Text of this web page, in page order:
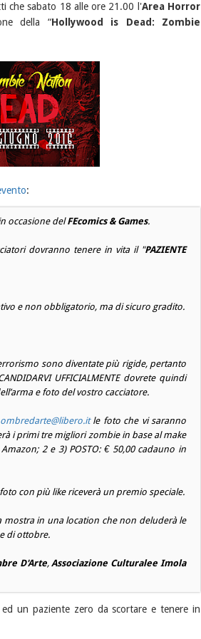
che sabato 18 alle ore 21.00 l'Area Horror
della “Hollywood is Dead: Zombie
:
occasione delFEcomics & Games.
dovranno tenere in vita il "PAZIENTE
e non obbligatorio, ma di sicuro gradito.
sono diventate più rigide, pertanto
UFFICIALMENTE dovrete quindi
e foto del vostro cacciatore.
ombredarte@libero.itle foto che vi saranno
i primi tre migliori zombie in base al make
2 e 3) POSTO: € 50,00 cadauno in
con più like riceverà un premio speciale.
in una location che non deluderà le
di ottobre.
D'Arte,Associazione Culturalee Imola
un paziente zero da scortare e tenere in